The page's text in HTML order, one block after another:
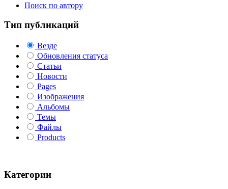
Поиск по автору
Тип публикаций
Везде
Обновления статуса
Статьи
Новости
Pages
Изображения
Альбомы
Темы
Файлы
Products
Категории